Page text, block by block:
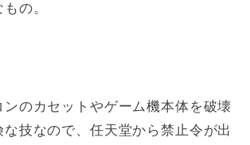
の。
のカセットやゲーム機本体を破壊
な技なので、任天堂から禁止令が出